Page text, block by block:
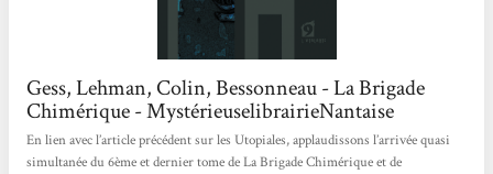
Gess, Lehman, Colin, Bessonneau - La Brigade
Chimérique - MystérieuselibrairieNantaise
En lien avec l’article précédent sur les Utopiales, applaudissons l’arrivée quasi
simultanée du 6ème et dernier tome de La Brigade Chimérique et de